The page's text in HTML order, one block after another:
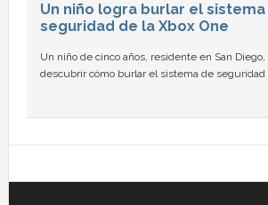
Un niño logra burlar el sistema
seguridad de la Xbox One
Un niño de cinco años, residente en San Diego,
descubrir cómo burlar el sistema de seguridad